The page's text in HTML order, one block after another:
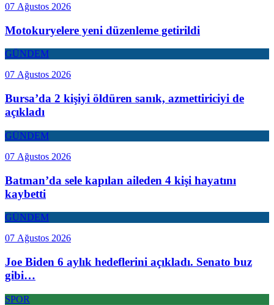
07 Ağustos 2026
Motokuryelere yeni düzenleme getirildi
GÜNDEM
07 Ağustos 2026
Bursa’da 2 kişiyi öldüren sanık, azmettiriciyi de
açıkladı
GÜNDEM
07 Ağustos 2026
Batman’da sele kapılan aileden 4 kişi hayatını
kaybetti
GÜNDEM
07 Ağustos 2026
Joe Biden 6 aylık hedeflerini açıkladı. Senato buz
gibi…
SPOR